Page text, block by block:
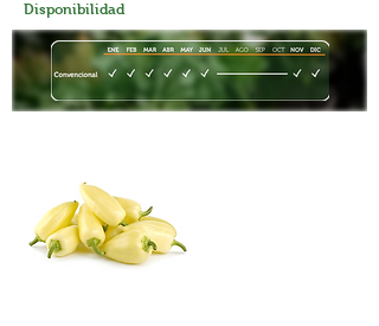
Disponibilidad